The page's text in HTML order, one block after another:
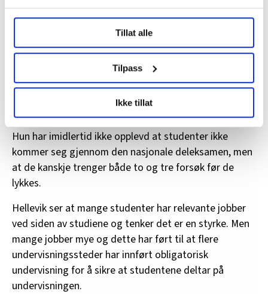
Undermer infokan du lese om hvordan dine personlige
data behandles og hvordan du kan velge hvordan de skal
brukes. Du kan hele tiden endre eller trekke tilbake ditt
samtykke fra erklæringen om informasjonskapsler.
LO Medias publikasjoner frifagbevegelse.no, hk-nytt.no
og fontene.no bruker informasjonskapsler (cookies) for å
lære hvordan våre nettsider blir brukt slik at vi tilby
relevant innhold, tilpassede annonser og utarbeide
statistikk.
Vi deler bare informasjon om hvordan du bruker
nettstedet med LO Medias egne samarbeidspartnere
innenfor analyse og annonsering. Disse er angitt i
oversikten lengre ned på denne siden.
Tillat alle
Tilpass
Ikke tillat
Både han og Pia Moum Hellevik, universitetslektor ved
Universitetet i Stavanger, mener jusskompetansen
også må bli bedre i bachelorutdanningene.
– Vi har også studenter som har jobbet lenge i
tjenesten, men strykprosenten er like høyt i den
gruppa. Det indikerer at praksiserfaring ikke gir dem
tilstrekkelig kunnskap i juss, sier Moum Hellevik.
Hun har imidlertid ikke opplevd at studenter ikke
kommer seg gjennom den nasjonale deleksamen, men
at de kanskje trenger både to og tre forsøk før de
lykkes.
Hellevik ser at mange studenter har relevante jobber
ved siden av studiene og tenker det er en styrke. Men
mange jobber mye og dette har ført til at flere
undervisningssteder har innført obligatorisk
undervisning for å sikre at studentene deltar på
undervisningen.